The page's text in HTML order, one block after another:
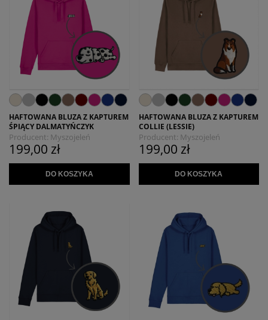
HAFTOWANA BLUZA Z KAPTUREM
ŚPIĄCY DALMATYŃCZYK
Producent: Myszojeleń
199,00 zł
DO KOSZYKA
HAFTOWANA BLUZA Z KAPTUREM
COLLIE (LESSIE)
Producent: Myszojeleń
199,00 zł
DO KOSZYKA